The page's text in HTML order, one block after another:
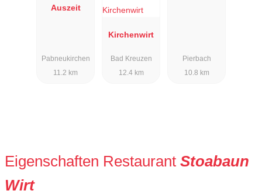
Auszeit
Pabneukirchen
11.2 km
Kirchenwirt
Bad Kreuzen
12.4 km
Pierbach
10.8 km
Eigenschaften Restaurant Stoabaun
Wirt